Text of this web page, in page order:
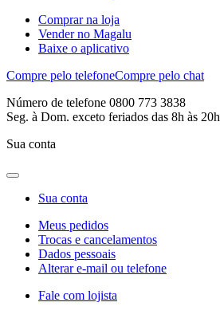
Comprar na loja
Vender no Magalu
Baixe o aplicativo
Compre pelo telefoneCompre pelo chat
Número de telefone 0800 773 3838
Seg. à Dom. exceto feriados das 8h às 20h
Sua conta
Sua conta
Meus pedidos
Trocas e cancelamentos
Dados pessoais
Alterar e-mail ou telefone
Fale com lojista